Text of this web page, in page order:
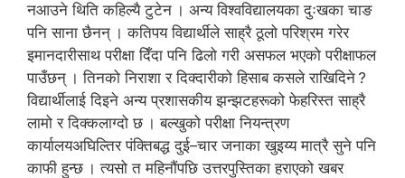
नआउने थिति कहिल्यै टुटेन । अन्य विश्वविद्यालयका दुःखका चाङ
पनि साना छैनन् । कतिपय विद्यार्थीले साह्रै ठूलो परिश्रम गरेर
इमानदारीसाथ परीक्षा दिँदा पनि ढिलो गरी असफल भएको परीक्षाफल
पाउँछन् । तिनको निराशा र दिक्दारीको हिसाब कसले राखिदिने ?
विद्यार्थीलाई दिइने अन्य प्रशासकीय झन्झटहरूको फेहरिस्त साह्रै
लामो र दिक्कलाग्दो छ । बल्खुको परीक्षा नियन्त्रण
कार्यालयअघिल्तिर पंक्तिबद्ध दुई–चार जनाका खुइय्य मात्रै सुने पनि
काफी हुन्छ । त्यसो त महिनौंपछि उत्तरपुस्तिका हराएको खबर